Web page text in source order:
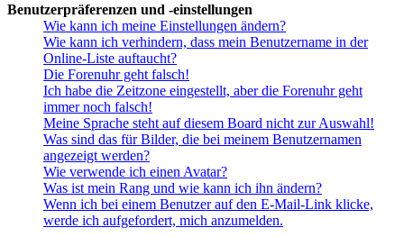
Benutzerpräferenzen und -einstellungen
Wie kann ich meine Einstellungen ändern?
Wie kann ich verhindern, dass mein Benutzername in der
Online-Liste auftaucht?
Die Forenuhr geht falsch!
Ich habe die Zeitzone eingestellt, aber die Forenuhr geht
immer noch falsch!
Meine Sprache steht auf diesem Board nicht zur Auswahl!
Was sind das für Bilder, die bei meinem Benutzernamen
angezeigt werden?
Wie verwende ich einen Avatar?
Was ist mein Rang und wie kann ich ihn ändern?
Wenn ich bei einem Benutzer auf den E-Mail-Link klicke,
werde ich aufgefordert, mich anzumelden.